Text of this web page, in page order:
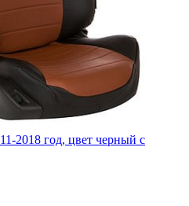
2018 год, цвет черный с